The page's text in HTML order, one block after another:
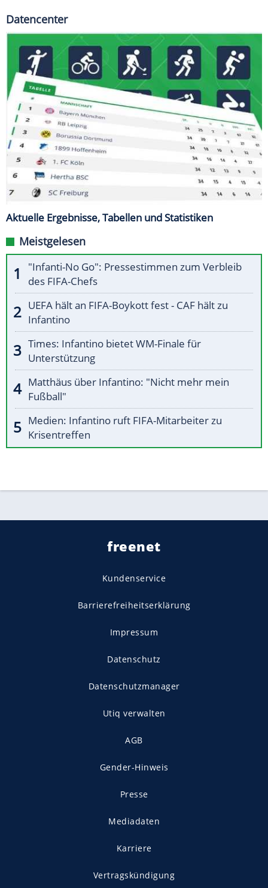
Datencenter
Aktuelle Ergebnisse, Tabellen und Statistiken
Meistgelesen
"Infanti-No Go": Pressestimmen zum Verbleib
des FIFA-Chefs
UEFA hält an FIFA-Boykott fest - CAF hält zu
Infantino
Times: Infantino bietet WM-Finale für
Unterstützung
Matthäus über Infantino: "Nicht mehr mein
Fußball"
Medien: Infantino ruft FIFA-Mitarbeiter zu
Krisentreffen
freenet
Kundenservice
Barrierefreiheitserklärung
Impressum
Datenschutz
Datenschutzmanager
Utiq verwalten
AGB
Gender-Hinweis
Presse
Mediadaten
Karriere
Vertragskündigung